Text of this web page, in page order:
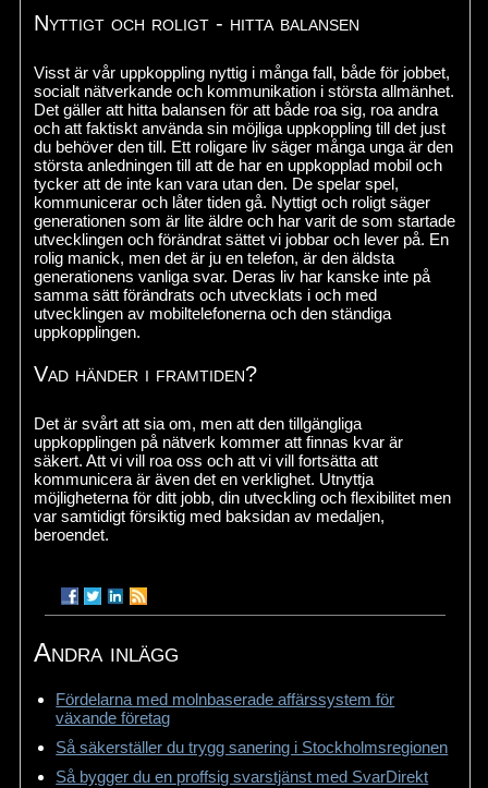
Nyttigt och roligt - hitta balansen
Visst är vår uppkoppling nyttig i många fall, både för jobbet,
socialt nätverkande och kommunikation i största allmänhet.
Det gäller att hitta balansen för att både roa sig, roa andra
och att faktiskt använda sin möjliga uppkoppling till det just
du behöver den till. Ett roligare liv säger många unga är den
största anledningen till att de har en uppkopplad mobil och
tycker att de inte kan vara utan den. De spelar spel,
kommunicerar och låter tiden gå. Nyttigt och roligt säger
generationen som är lite äldre och har varit de som startade
utvecklingen och förändrat sättet vi jobbar och lever på. En
rolig manick, men det är ju en telefon, är den äldsta
generationens vanliga svar. Deras liv har kanske inte på
samma sätt förändrats och utvecklats i och med
utvecklingen av mobiltelefonerna och den ständiga
uppkopplingen.
Vad händer i framtiden?
Det är svårt att sia om, men att den tillgängliga
uppkopplingen på nätverk kommer att finnas kvar är
säkert. Att vi vill roa oss och att vi vill fortsätta att
kommunicera är även det en verklighet. Utnyttja
möjligheterna för ditt jobb, din utveckling och flexibilitet men
var samtidigt försiktig med baksidan av medaljen,
beroendet.
Andra inlägg
Fördelarna med molnbaserade affärssystem för
växande företag
Så säkerställer du trygg sanering i Stockholmsregionen
Så bygger du en proffsig svarstjänst med SvarDirekt